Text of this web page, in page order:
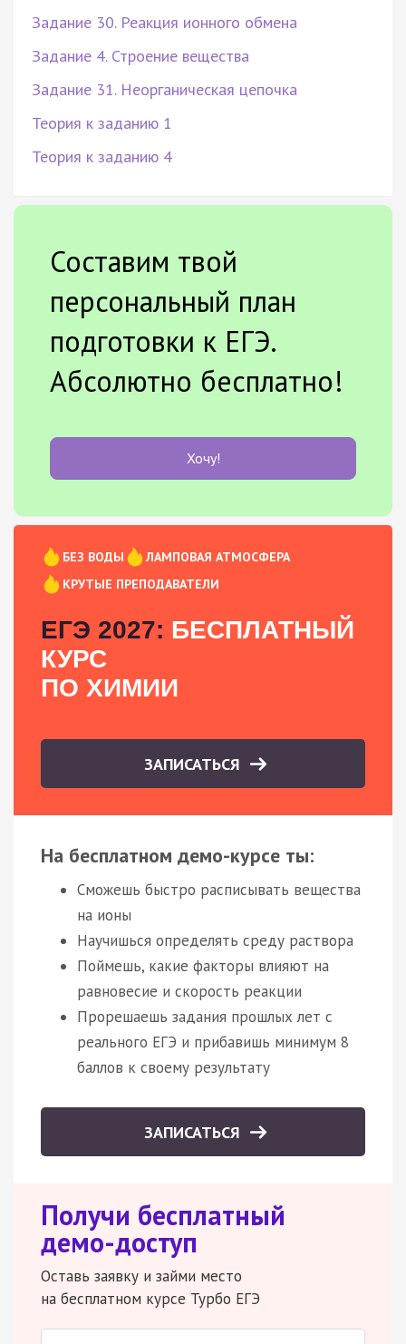
Задание 30. Реакция ионного обмена
Задание 4. Строение вещества
Задание 31. Неорганическая цепочка
Теория к заданию 1
Теория к заданию 4
Составим твой
персональный план
подготовки к ЕГЭ.
Абсолютно бесплатно!
Хочу!
БЕЗ ВОДЫ
ЛАМПОВАЯ АТМОСФЕРА
КРУТЫЕ ПРЕПОДАВАТЕЛИ
ЕГЭ 2027: БЕСПЛАТНЫЙ
КУРС
ПО ХИМИИ
ЗАПИСАТЬСЯ
На бесплатном демо-курсе ты:
Сможешь быстро расписывать вещества
на ионы
Научишься определять среду раствора
Поймешь, какие факторы влияют на
равновесие и скорость реакции
Прорешаешь задания прошлых лет с
реального ЕГЭ и прибавишь минимум 8
баллов к своему результату
ЗАПИСАТЬСЯ
Получи бесплатный
демо-доступ
Оставь заявку и займи место
на бесплатном курсе Турбо ЕГЭ